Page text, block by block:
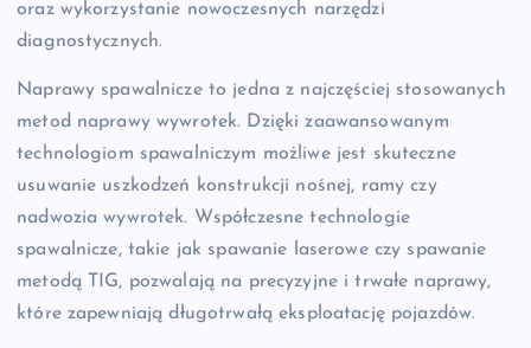
oraz wykorzystanie nowoczesnych narzędzi
diagnostycznych.
Naprawy spawalnicze to jedna z najczęściej stosowanych
metod naprawy wywrotek. Dzięki zaawansowanym
technologiom spawalniczym możliwe jest skuteczne
usuwanie uszkodzeń konstrukcji nośnej, ramy czy
nadwozia wywrotek. Współczesne technologie
spawalnicze, takie jak spawanie laserowe czy spawanie
metodą TIG, pozwalają na precyzyjne i trwałe naprawy,
które zapewniają długotrwałą eksploatację pojazdów.